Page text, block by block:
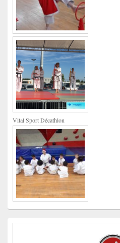
Vital Sport Décathlon